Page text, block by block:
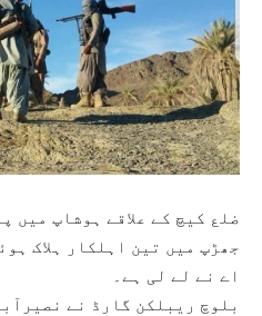
ضلع کیچ کے علاقے ہوشاپ میں
جھڑپ میں تین اہلکار ہلاک
اے نے لے لی ہے۔
بلوچ ریبلکن گارڈ نے